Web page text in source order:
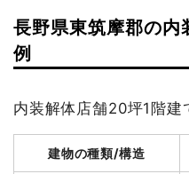
坪数
建物解体費用
建物の種類/構造
総額
長野県東筑摩郡の内
例
内装解体店舗20坪1階建
建物の種類/構造